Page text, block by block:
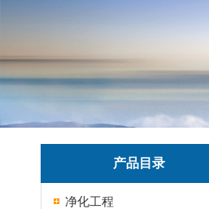
产品目录
净化工程